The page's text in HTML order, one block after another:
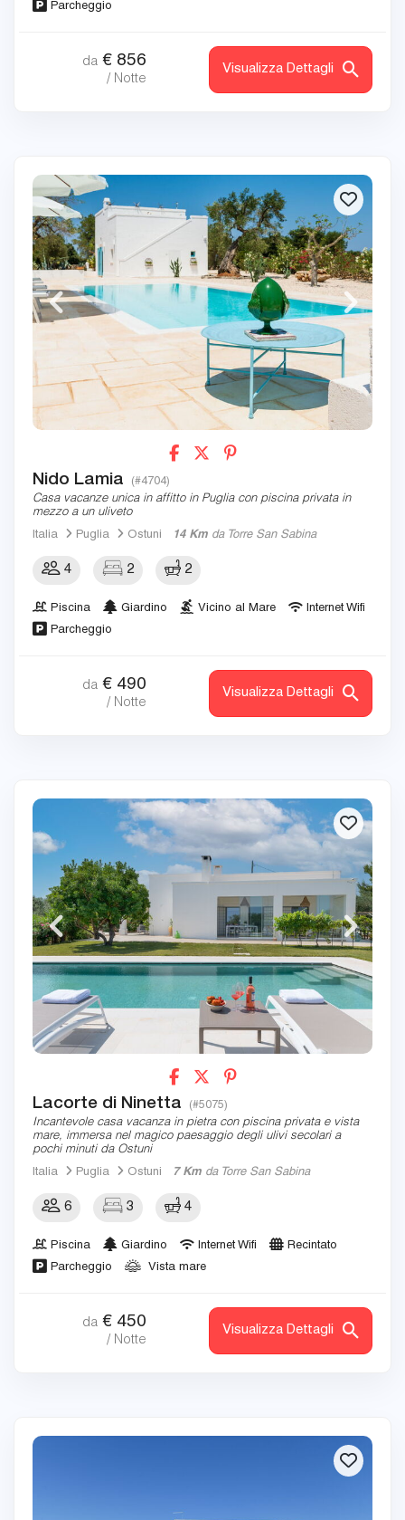
Parcheggio
da € 856
/ Notte
Visualizza Dettagli
Nido Lamia (#4704)
Casa vacanze unica in affitto in Puglia con piscina privata in
mezzo a un uliveto
Italia
Puglia Ostuni 14 Km da Torre San Sabina
4 2 2
Piscina Giardino Vicino al Mare
Internet Wifi
Parcheggio
da € 490
/ Notte
Visualizza Dettagli
Lacorte di Ninetta (#5075)
Incantevole casa vacanza in pietra con piscina privata e vista
mare, immersa nel magico paesaggio degli ulivi secolari a
pochi minuti da Ostuni
Italia
Puglia Ostuni 7 Km da Torre San Sabina
6 3 4
Piscina Giardino Internet Wifi
Recintato
Parcheggio
Vista mare
da € 450
/ Notte
Visualizza Dettagli